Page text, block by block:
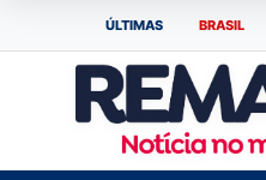
ÚLTIMAS BRASIL